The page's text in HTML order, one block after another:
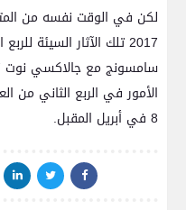
لكن في الوقت نفسه من
2017 تلك الآثار السيئة للربع الأخير من
الأمور في الربع الثاني من
8 في أبريل المقبل.